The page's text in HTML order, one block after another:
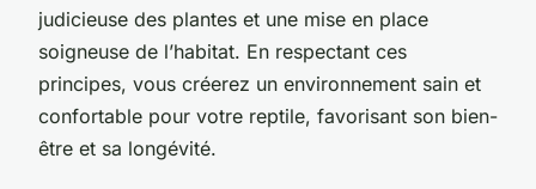
judicieuse des plantes et une mise en place
soigneuse de l’habitat. En respectant ces
principes, vous créerez un environnement sain et
confortable pour votre reptile, favorisant son bien-
être et sa longévité.